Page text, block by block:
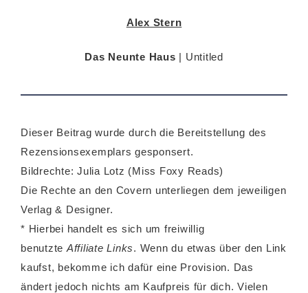
Alex Stern
Das Neunte Haus | Untitled
Dieser Beitrag wurde durch die Bereitstellung des
Rezensionsexemplars gesponsert.
Bildrechte: Julia Lotz (Miss Foxy Reads)
Die Rechte an den Covern unterliegen dem jeweiligen
Verlag & Designer.
* Hierbei handelt es sich um freiwillig
benutzte Affiliate Links. Wenn du etwas über den Link
kaufst, bekomme ich dafür eine Provision. Das
ändert jedoch nichts am Kaufpreis für dich. Vielen